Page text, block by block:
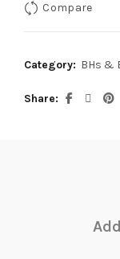
Compare
Category: BHs &
Share